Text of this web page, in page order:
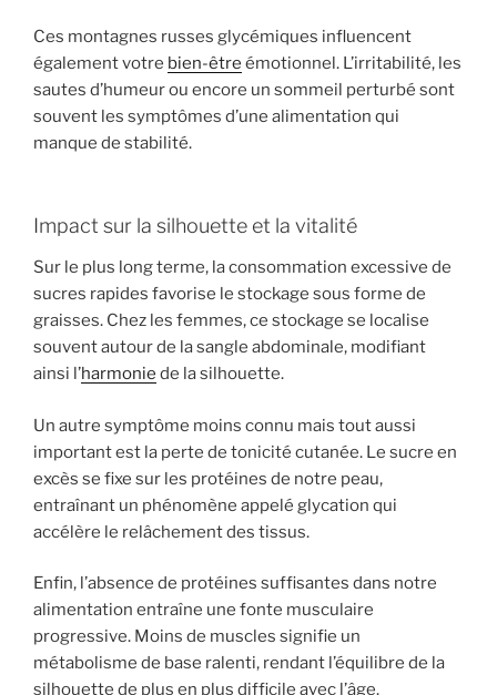
Ces montagnes russes glycémiques influencent
également votre bien-être émotionnel. L’irritabilité, les
sautes d’humeur ou encore un sommeil perturbé sont
souvent les symptômes d’une alimentation qui
manque de stabilité.
Impact sur la silhouette et la vitalité
Sur le plus long terme, la consommation excessive de
sucres rapides favorise le stockage sous forme de
graisses. Chez les femmes, ce stockage se localise
souvent autour de la sangle abdominale, modifiant
ainsi l’harmonie de la silhouette.
Un autre symptôme moins connu mais tout aussi
important est la perte de tonicité cutanée. Le sucre en
excès se fixe sur les protéines de notre peau,
entraînant un phénomène appelé glycation qui
accélère le relâchement des tissus.
Enfin, l’absence de protéines suffisantes dans notre
alimentation entraîne une fonte musculaire
progressive. Moins de muscles signifie un
métabolisme de base ralenti, rendant l’équilibre de la
silhouette de plus en plus difficile avec l’âge.